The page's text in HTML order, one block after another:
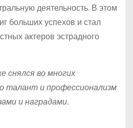
деятельность. В этом
больших успехов и стал
актеров эстрадного
во многих
талант и профессионализм
и наградами.